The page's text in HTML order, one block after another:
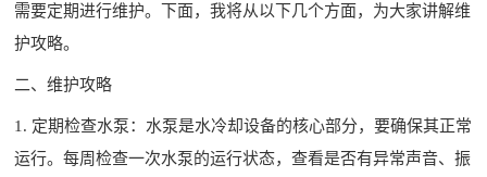
需要定期进行维护。下面，我将从以下几个方面，为大家讲解维
护攻略。
二、维护攻略
1. 定期检查水泵：水泵是水冷却设备的核心部分，要确保其正常
运行。每周检查一次水泵的运行状态，查看是否有异常声音、振